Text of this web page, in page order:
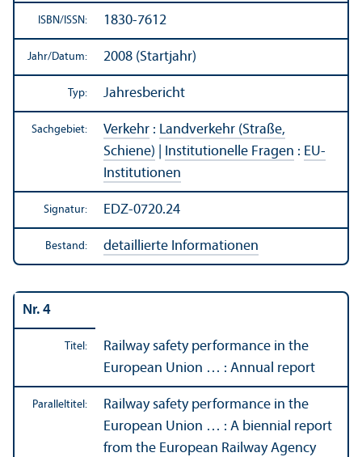
ISBN/ ISSN: 1830-7612
Jahr/Datum: 2008 (Startjahr)
Typ: Jahresbericht
Sachgebiet: Verkehr : Landverkehr (Straße,
Schiene)
Institutionelle Fragen : EU-
Institutionen
Signatur: EDZ-0720.24
Bestand: detaillierte Informationen
Nr. 4
Titel:
Railway safety performance in the
European Union … : Annual report
Paralleltitel:
Railway safety performance in the
European Union … : A biennial report
from the European Railway Agency